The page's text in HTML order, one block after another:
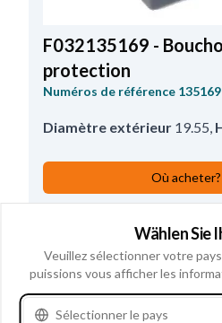
F032135169 -
protection
Numéros de référence 135169
Diamètre extérieur 19.55
Où acheter?
Voir les spécifications
Wählen Sie
Veuillez sélectionner votre
puissions vous afficher les
Sélectionner le pays